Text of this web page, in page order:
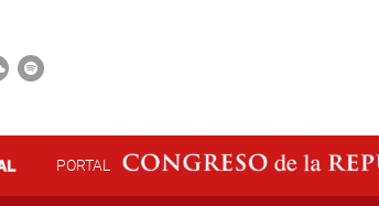
PORTAL